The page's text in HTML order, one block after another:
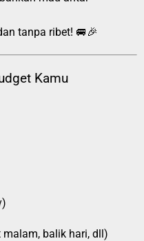
tanpa ribet! 🚐🎉
Kamu
balik hari, dll)